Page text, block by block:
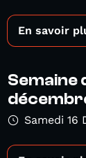
En savoir
Semaine
Samedi 16